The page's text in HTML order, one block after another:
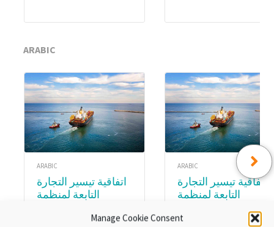
Manage Cookie Consent
ARABIC
ARABIC
اتفاقية تيسير التجارة
التابعة لمنظمة
ARABIC
اتفاقية تيسير التجارة
التابعة لمنظمة
الوحدة ٨:تنفيذ اتفاقية